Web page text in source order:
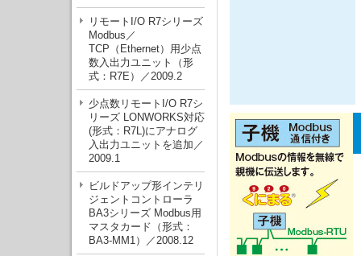
リモートI/O R7シリーズ
Modbus／
TCP（Ethernet）用少点
数入出力ユニット（形
式：R7E）／2009.2
少点数リモートI/O R7シ
リーズ LONWORKS対応
(形式：R7L)にアナログ
入出力ユニットを追加／
2009.1
ビルドアップ形インテリ
ジェントコントローラ
BA3シリーズ Modbus用
マスタカード（形式：
BA3-MM1）／2008.12